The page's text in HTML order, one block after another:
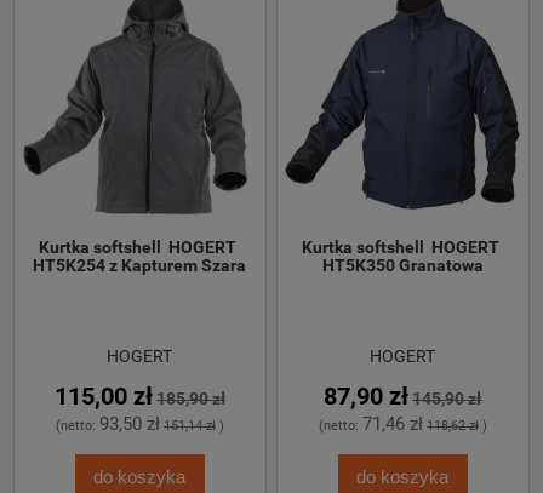
Kurtka softshell  HOGERT
HT5K254 z Kapturem Szara
HOGERT
115,00 zł185,90 zł
(netto: 93,50 zł 151,14 zł)
do koszyka
Kurtka softshell  HOGERT
HT5K350 Granatowa
HOGERT
87,90 zł 145,90 zł
(netto: 71,46 zł 118,62 zł)
do koszyka